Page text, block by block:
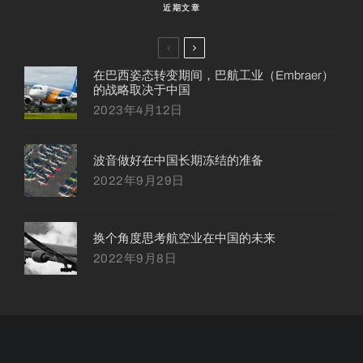
近期文章
在巴西姿态转变期间，巴航工业（Embraer）
的战略取决于中国
2023年4月12日
波音做好在中国长期冻结的准备
2022年9月29日
换个角度思考航空业在中国的未来
2022年9月8日